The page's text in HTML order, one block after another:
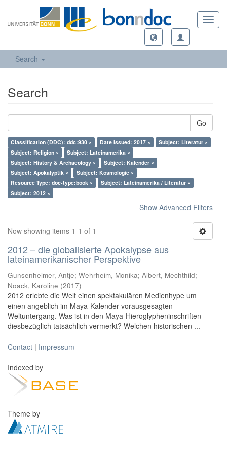
Search
Search
Go
Classification (DDC): ddc:930 × Date Issued: 2017 ×
Subject: Literatur ×
Subject: Religion ×
Subject: Lateinamerika ×
Subject: History & Archaeology ×
Subject: Kalender ×
Subject: Apokalyptik ×
Subject: Kosmologie ×
Resource Type: doc-type:book ×
Subject: Lateinamerika / Literatur ×
Subject: 2012 ×
Show Advanced Filters
Now showing items 1-1 of 1
2012 – die globalisierte Apokalypse aus
lateinamerikanischer Perspektive
Gunsenheimer, Antje; Wehrheim, Monika; Albert, Mechthild;
Noack, Karoline (2017)
2012 erlebte die Welt einen spektakulären Medienhype um
einen angeblich im Maya-Kalender vorausgesagten
Weltuntergang. Was ist in den Maya-Hieroglypheninschriften
diesbezüglich tatsächlich vermerkt? Welchen historischen ...
Contact | Impressum
Indexed by
Theme by